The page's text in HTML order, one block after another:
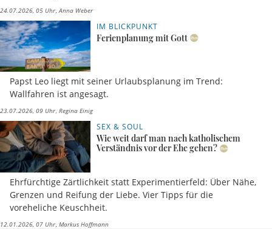
24.07.2026, 05 Uhr Anna Weber
IM BLICKPUNKT
Ferienplanung mit Gott
Papst Leo liegt mit seiner Urlaubsplanung im Trend:
Wallfahren ist angesagt.
23.07.2026, 09 Uhr Regina Einig
SEX & SOUL
Wie weit darf man nach katholischem
Verständnis vor der Ehe gehen?
Ehrfürchtige Zärtlichkeit statt Experimentierfeld: Über Nähe,
Grenzen und Reifung der Liebe. Vier Tipps für die
voreheliche Keuschheit.
12.01.2026, 07 Uhr Markus Hoffmann